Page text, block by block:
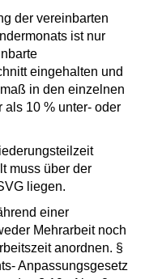
der vereinbarten
ist nur
eingehalten und
in den einzelnen
10 % unter- oder
muss über der
liegen.
einer
Mehrarbeit noch
anordnen. §
Anpassungsgesetz